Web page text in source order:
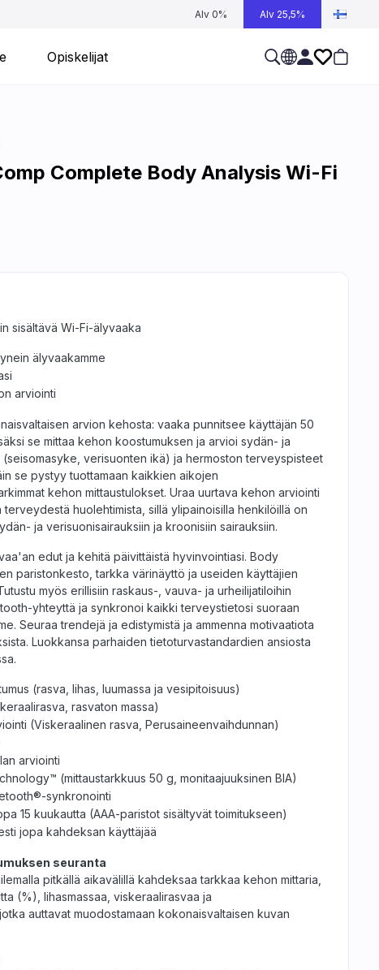
Alv 0% Alv 25,5%
Opiskelijat
Complete Body Analysis Wi-Fi
sisältävä Wi-Fi-älyvaaka
älyvaakamme
arviointi
arvion kehosta: vaaka punnitsee käyttäjän 50
se mittaa kehon koostumuksen ja arvioi sydän- ja
verisuonten ikä) ja hermoston terveyspisteet
se pystyy tuottamaan kaikkien aikojen
kehon mittaustulokset. Uraa uurtava kehon arviointi
huolehtimista, sillä ylipainoisilla henkilöillä on
ja verisuonisairauksiin ja kroonisiin sairauksiin.
edut ja kehitä päivittäistä hyvinvointiasi. Body
paristonkesto, tarkka värinäyttö ja useiden käyttäjien
myös erillisiin raskaus-, vauva- ja urheilijatiloihin
yhteyttä ja synkronoi kaikki terveystietosi suoraan
Seuraa trendejä ja edistymistä ja ammenna motivaatiota
Luokkansa parhaiden tietoturvastandardien ansiosta
(rasva, lihas, luumassa ja vesipitoisuus)
rasvaton massa)
(Viskeraalinen rasva, Perusaineenvaihdunnan)
arviointi
(mittaustarkkuus 50 g, monitaajuuksinen BIA)
synkronointi
15 kuukautta (AAA-paristot sisältyvät toimitukseen)
jopa kahdeksan käyttäjää
seuranta
pitkällä aikavälillä kahdeksaa tarkkaa kehon mittaria,
(%), lihasmassaa, viskeraalirasvaa ja
auttavat muodostamaan kokonaisvaltaisen kuvan